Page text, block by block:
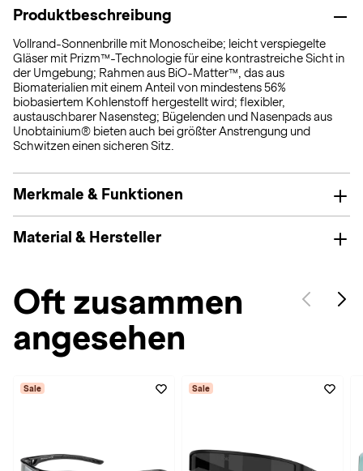
Produktbeschreibung
Vollrand-Sonnenbrille mit Monoscheibe; leicht verspiegelte
Gläser mit Prizm™-Technologie für eine kontrastreiche Sicht in
der Umgebung; Rahmen aus BiO-Matter™, das aus
Biomaterialien mit einem Anteil von mindestens 56%
biobasiertem Kohlenstoff hergestellt wird; flexibler,
austauschbarer Nasensteg; Bügelenden und Nasenpads aus
Unobtainium® bieten auch bei größter Anstrengung und
Schwitzen einen sicheren Sitz.
Merkmale & Funktionen
Material & Hersteller
Oft zusammen
angesehen
Sale Sale